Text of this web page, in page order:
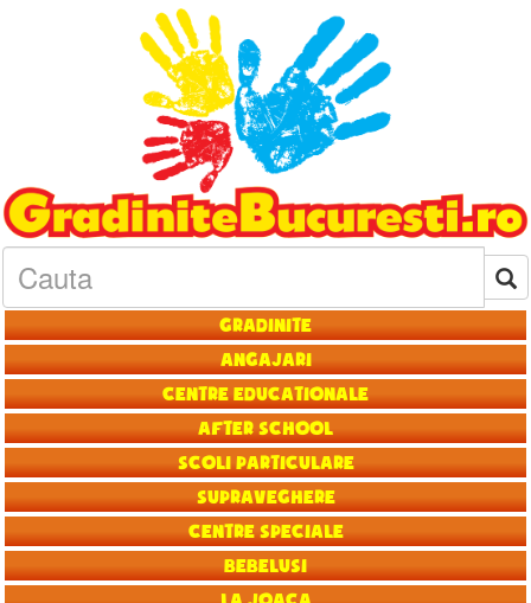
Gradinite
Angajari
Centre educationale
After School
Scoli particulare
Supraveghere
Centre speciale
Bebelusi